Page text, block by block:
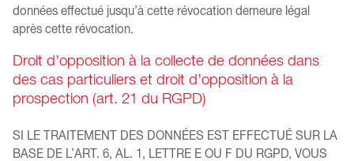
données effectué jusqu’à cette révocation demeure légal
après cette révocation.
Droit d’opposition à la collecte de données dans
des cas particuliers et droit d’opposition à la
prospection (art. 21 du RGPD)
SI LE TRAITEMENT DES DONNÉES EST EFFECTUÉ SUR LA
BASE DE L’ART. 6, AL. 1, LETTRE E OU F DU RGPD, VOUS